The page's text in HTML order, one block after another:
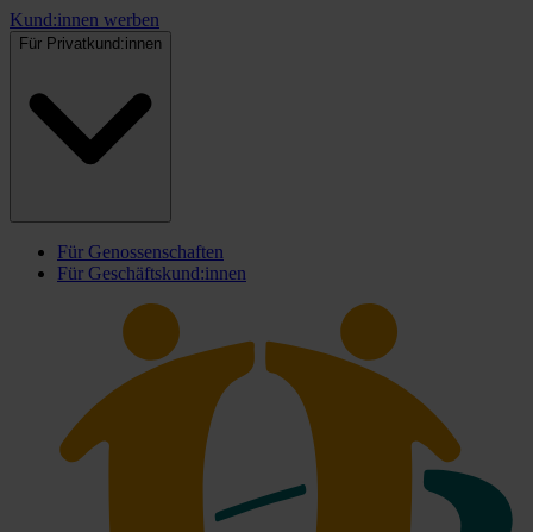
Kund:innen werben
Für Privatkund:innen
Für Genossenschaften
Für Geschäftskund:innen